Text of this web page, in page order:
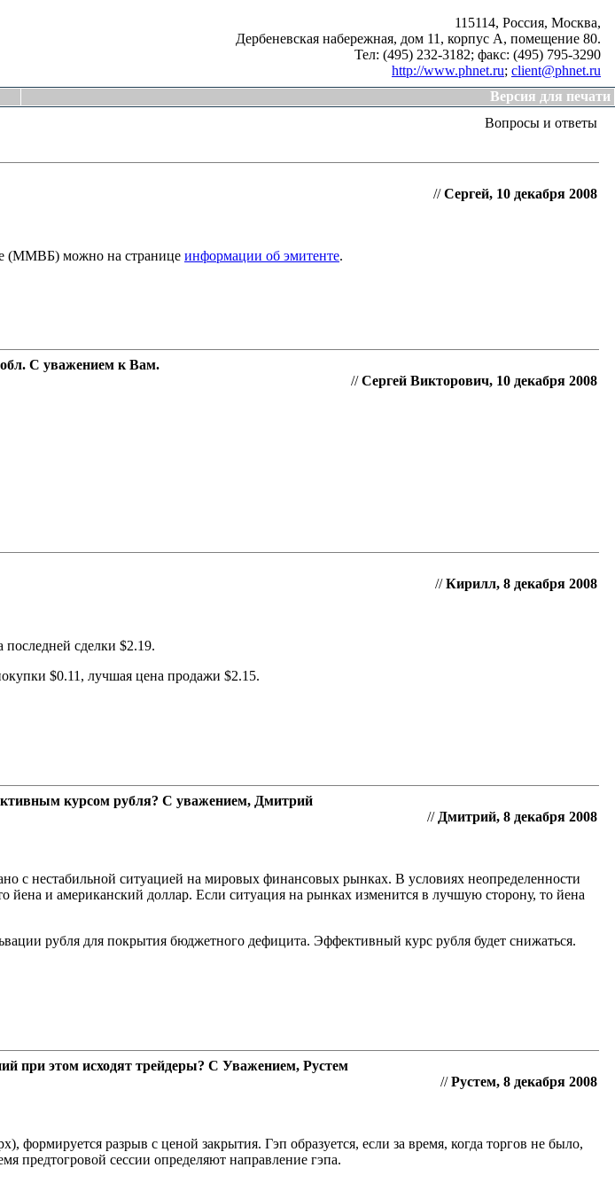
115114, Россия, Москва,
Дербеневская набережная, дом 11, корпус А, помещение 80.
Тел: (495) 232-3182; факс: (495) 795-3290
http://www.phnet.ru; client@phnet.ru
Версия для печати
Вопросы и ответы
//Сергей, 10 декабря 2008
(ММВБ) можно на странице информации об эмитенте.
С уважением к Вам.
//Сергей Викторович, 10 декабря 2008
//Кирилл, 8 декабря 2008
сделки $2.19.
$0.11, лучшая цена продажи $2.15.
курсом рубля? С уважением, Дмитрий
// Дмитрий, 8 декабря 2008
с нестабильной ситуацией на мировых финансовых рынках. В условиях неопределенности
и американский доллар. Если ситуация на рынках изменится в лучшую сторону, то йена
рубля для покрытия бюджетного дефицита. Эффективный курс рубля будет снижаться.
при этом исходят трейдеры? С Уважением, Рустем
//Рустем, 8 декабря 2008
формируется разрыв с ценой закрытия. Гэп образуется, если за время, когда торгов не было,
предтогровой сессии определяют направление гэпа.